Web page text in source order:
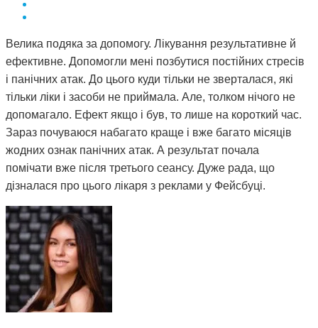
Велика подяка за допомогу. Лікування результативне й
ефективне. Допомогли мені позбутися постійних стресів
і панічних атак. До цього куди тільки не зверталася, які
тільки ліки і засоби не приймала. Але, толком нічого не
допомагало. Ефект якщо і був, то лише на короткий час.
Зараз почуваюся набагато краще і вже багато місяців
жодних ознак панічних атак. А результат почала
помічати вже після третього сеансу. Дуже рада, що
дізналася про цього лікаря з реклами у Фейсбуці.